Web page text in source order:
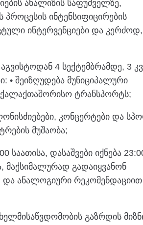
ანალიზის საფუძველზე,
პროცესის ინტენსიფიცირების
ინტერვენციები და კერძოდ,
4 სექტემბრამდე, 3
• შეიზღუდება მუნიციპალური
ტრანსპორტს;
კონცერტები და
მუშაობა;
საათისა, დასაშვები იქნება
მაქსიმალურად გადაიყვანონ
და ანალოგიური რეკომენდაციით
გაზრდის